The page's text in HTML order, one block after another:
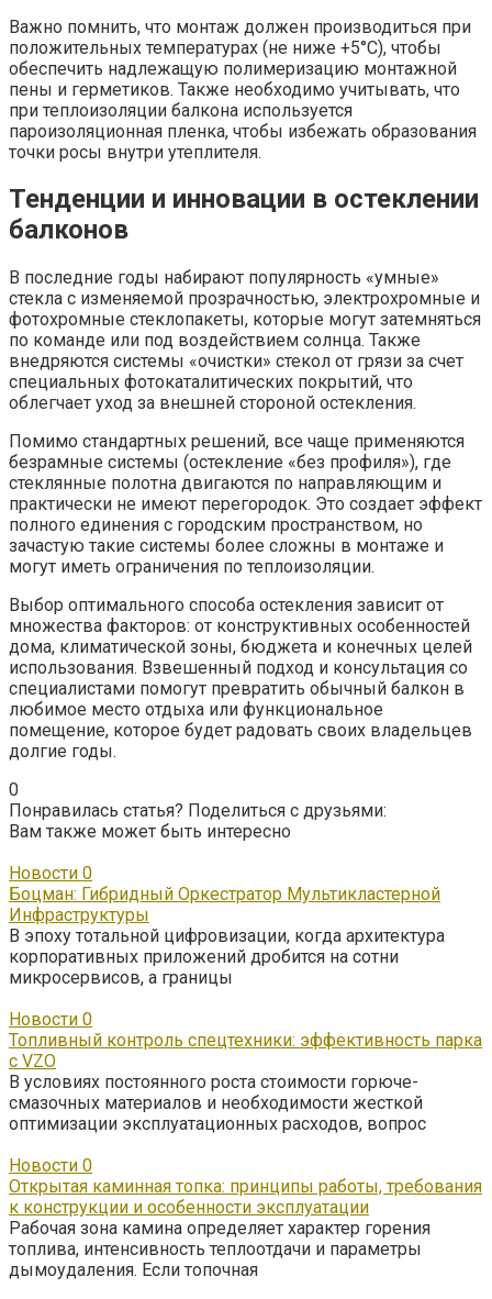
Важно помнить, что монтаж должен производиться при
положительных температурах (не ниже +5°С), чтобы
обеспечить надлежащую полимеризацию монтажной
пены и герметиков. Также необходимо учитывать, что
при теплоизоляции балкона используется
пароизоляционная пленка, чтобы избежать образования
точки росы внутри утеплителя.
Тенденции и инновации в остеклении
балконов
В последние годы набирают популярность «умные»
стекла с изменяемой прозрачностью, электрохромные и
фотохромные стеклопакеты, которые могут затемняться
по команде или под воздействием солнца. Также
внедряются системы «очистки» стекол от грязи за счет
специальных фотокаталитических покрытий, что
облегчает уход за внешней стороной остекления.
Помимо стандартных решений, все чаще применяются
безрамные системы (остекление «без профиля»), где
стеклянные полотна двигаются по направляющим и
практически не имеют перегородок. Это создает эффект
полного единения с городским пространством, но
зачастую такие системы более сложны в монтаже и
могут иметь ограничения по теплоизоляции.
Выбор оптимального способа остекления зависит от
множества факторов: от конструктивных особенностей
дома, климатической зоны, бюджета и конечных целей
использования. Взвешенный подход и консультация со
специалистами помогут превратить обычный балкон в
любимое место отдыха или функциональное
помещение, которое будет радовать своих владельцев
долгие годы.
0
Понравилась статья? Поделиться с друзьями:
Вам также может быть интересно
Новости 0
Боцман: Гибридный Оркестратор Мультикластерной
Инфраструктуры
В эпоху тотальной цифровизации, когда архитектура
корпоративных приложений дробится на сотни
микросервисов, а границы
Новости 0
Топливный контроль спецтехники: эффективность парка
с VZO
В условиях постоянного роста стоимости горюче-
смазочных материалов и необходимости жесткой
оптимизации эксплуатационных расходов, вопрос
Новости 0
Открытая каминная топка: принципы работы, требования
к конструкции и особенности эксплуатации
Рабочая зона камина определяет характер горения
топлива, интенсивность теплоотдачи и параметры
дымоудаления. Если топочная